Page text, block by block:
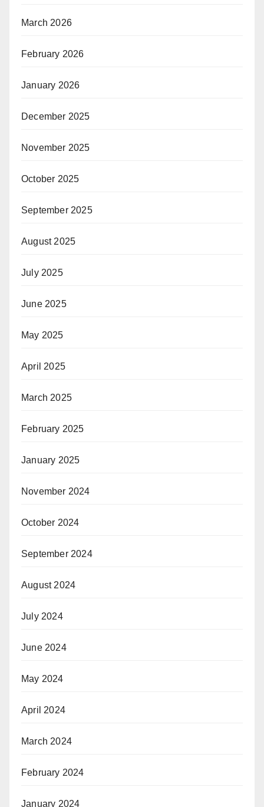
March 2026
February 2026
January 2026
December 2025
November 2025
October 2025
September 2025
August 2025
July 2025
June 2025
May 2025
April 2025
March 2025
February 2025
January 2025
November 2024
October 2024
September 2024
August 2024
July 2024
June 2024
May 2024
April 2024
March 2024
February 2024
January 2024